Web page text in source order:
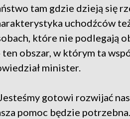
tam gdzie dzieją się
uchodźców
które nie podlegają
obszar, w którym ta
minister.
gotowi rozwijać
pomoc będzie